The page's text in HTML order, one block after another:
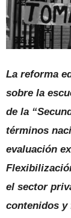
La reforma
sobre la
de la
términos
evaluación
el sector
contenidos y